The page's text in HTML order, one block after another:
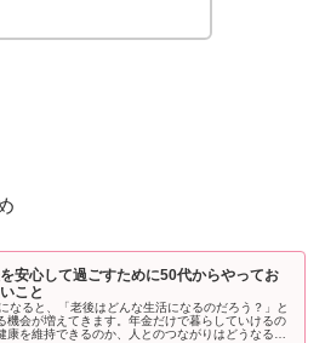
安心して過ごすために50代からやってお
こと
なると、「老後はどんな生活になるのだろう？」と
機会が増えてきます。年金だけで暮らしていけるの
康を維持できるのか、人とのつながりはどうなるの